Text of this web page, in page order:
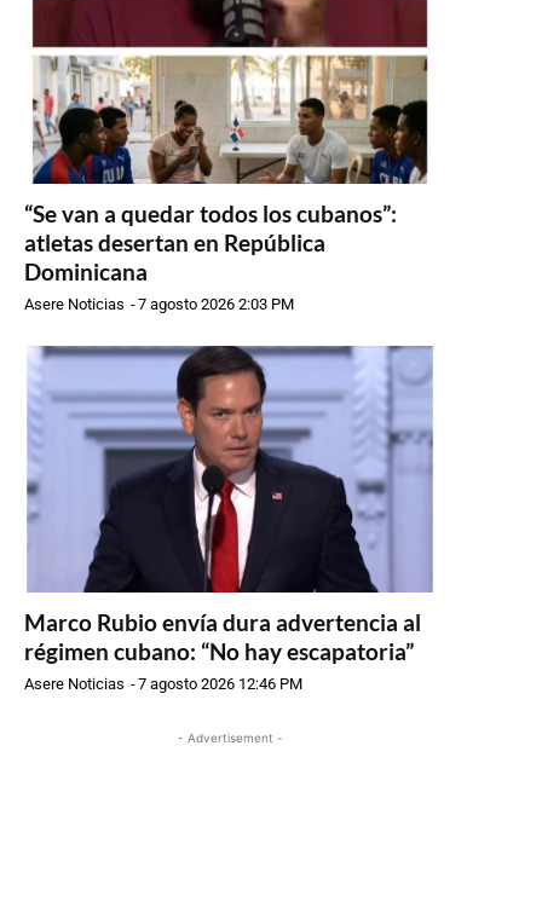
“Se van a quedar todos los cubanos”:
atletas desertan en República
Dominicana
Asere Noticias -7 agosto 2026 2:03 PM
Marco Rubio envía dura advertencia al
régimen cubano: “No hay escapatoria”
Asere Noticias -7 agosto 2026 12:46 PM
- Advertisement -